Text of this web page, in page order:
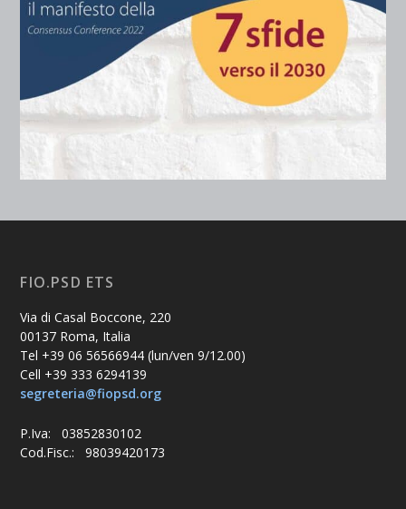
FIO.PSD ETS
Via di Casal Boccone, 220
00137 Roma, Italia
Tel +39 06 56566944 (lun/ven 9/12.00)
Cell +39 333 6294139
segreteria@fiopsd.org
P.Iva: 03852830102
Cod.Fisc.: 98039420173